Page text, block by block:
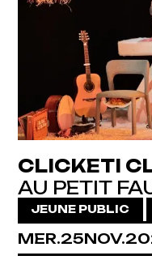
CLICKETI
AU PETIT
JEUNE PUBLIC
MERCREDI
MER.25NOV.